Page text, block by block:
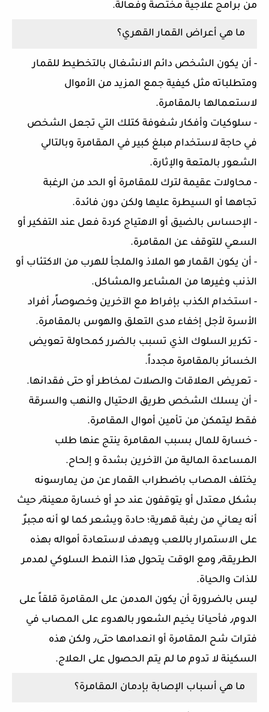
من برامج علاجية مختصة وفعالة.
ما هي أعراض القمار القهري؟
- أن يكون الشخص دائم الانشغال بالتخطيط للقمار
ومتطلباته مثل كيفية جمع المزيد من الأموال
لاستعمالها بالمقامرة.
- سلوكيات وأفكار شغوفة كتلك التي تجعل الشخص
في حاجة لاستخدام مبلغ كبير في المقامرة وبالتالي
الشعور بالمتعة والإثارة.
- محاولات عقيمة لترك للمقامرة أو الحد من الرغبة
تجاهها أو السيطرة عليها ولكن دون فائدة.
- الإحساس بالضيق أو الاهتياج كردة فعل عند التفكير أو
السعي للتوقف عن المقامرة.
- أن يكون القمار هو الملاذ والملجأ للهرب من الاكتئاب أو
الذنب وغيرها من المشاعر والمشاكل.
- استخدام الكذب بإفراط مع الآخرين وخصوصاً٫ أفراد
الأسرة لأجل إخفاء مدى التعلق والهوس بالمقامرة.
- تكرير السلوك الذي تسبب بالضرر كمحاولة تعويض
الخسائر بالمقامرة مجدداً.
- تعريض العلاقات والصلات لمخاطر أو حتى فقدانها.
- أن يسلك الشخص طريق الاحتيال والنهب والسرقة
فقط ليتمكن من تأمين أموال المقامرة.
- خسارة للمال بسبب المقامرة ينتج عنها طلب
المساعدة المالية من الآخرين بشدة و إلحاح.
يختلف المصاب باضطراب القمار عن من يمارسونه
بشكل معتدل أو يتوقفون عند حدٍ أو خسارة معينة٫ حيث
أنه يعاني من رغبة قهرية؛ حادة ويشعر كما لو أنه مجبرٌ
على الاستمرار باللعب ويهدف لاستعادة أمواله بهذه
الطريقة٫ ومع الوقت يتحول هذا النمط السلوكي لمدمر
للذات والحياة.
ليس بالضرورة أن يكون المدمن على المقامرة قلقاً على
الدوم٫ فأحيانا يخيم الشعور بالهدوء على المصاب في
فترات شح المقامرة أو انعدامها حتى٫ ولكن هذه
السكينة لا تدوم ما لم يتم الحصول على العلاج.
ما هي أسباب الإصابة بإدمان المقامرة؟